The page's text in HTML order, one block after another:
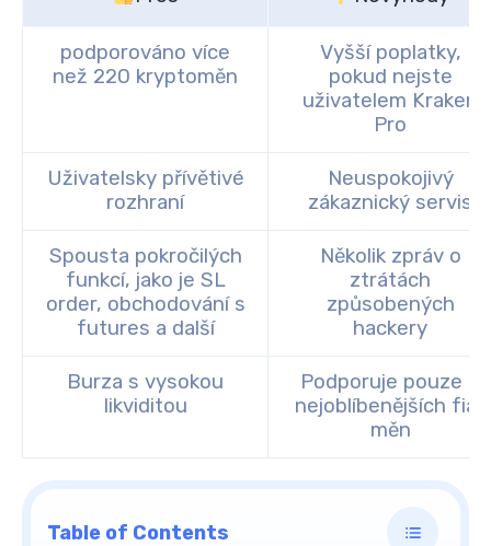
podporováno více
než 220 kryptoměn
Vyšší poplatky,
pokud nejste
uživatelem Kraken
Pro
Uživatelsky přívětivé
rozhraní
Neuspokojivý
zákaznický servis
Spousta pokročilých
funkcí, jako je SL
order, obchodování s
futures a další
Několik zpráv o
ztrátách
způsobených
hackery
Burza s vysokou
likviditou
Podporuje pouze 8
nejoblíbenějších fiat
měn
Table of Contents